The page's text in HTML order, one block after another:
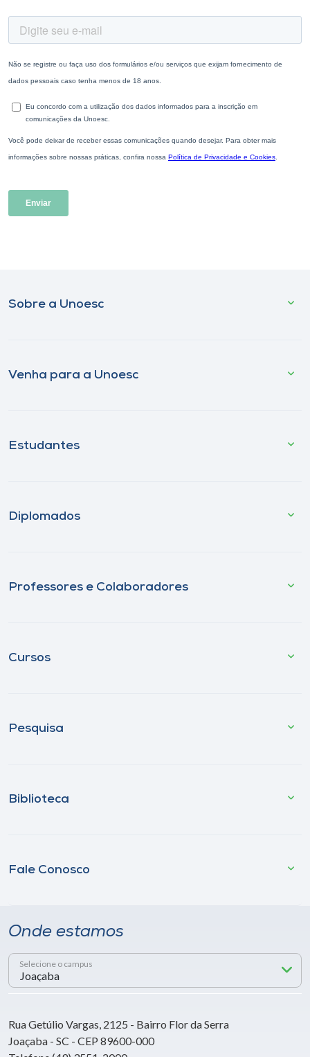
Sobre a Unoesc
Venha para a Unoesc
Estudantes
Diplomados
Professores e Colaboradores
Cursos
Pesquisa
Biblioteca
Fale Conosco
Onde estamos
Selecione o campus
Rua Getúlio Vargas, 2125 - Bairro Flor da Serra
Joaçaba - SC - CEP 89600-000